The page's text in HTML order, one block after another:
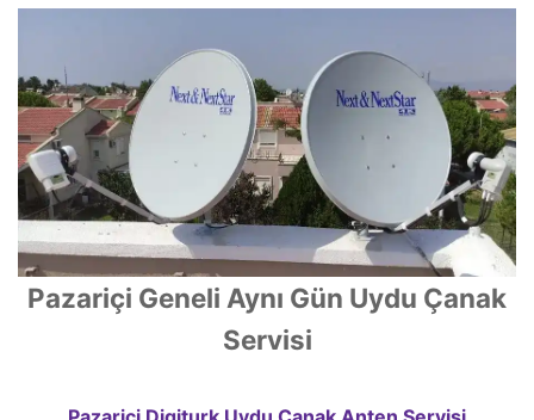
Pazariçi Geneli Aynı Gün Uydu Çanak
Servisi